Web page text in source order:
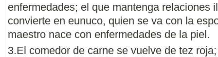
enfermedades; el que mantenga relaciones
convierte en eunuco, quien se va con la
maestro nace con enfermedades de la piel.
3.El comedor de carne se vuelve de tez